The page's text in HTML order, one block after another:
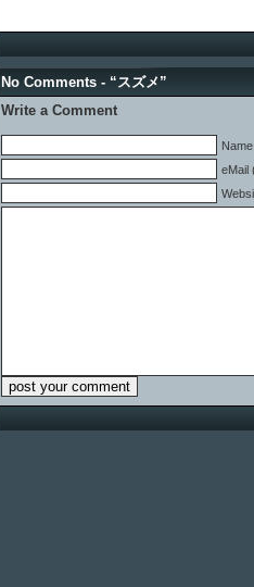
No Comments - “スズメ”
Write a Comment
eMail